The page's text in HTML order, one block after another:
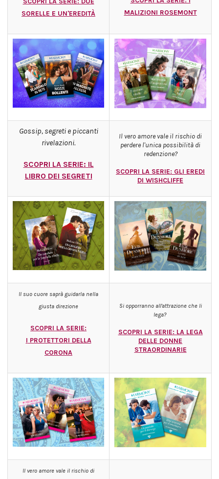
SORELLE E UN'EREDITÀ
MALIZIONI ROSEMONT
Gossip, segreti e piccanti
rivelazioni.
SCOPRI LA SERIE: IL
LIBRO DEI SEGRETI
Il vero amore vale il rischio di
perdere l'unica possibilità di
redenzione?
SCOPRI LA SERIE: GLI EREDI
DI WISHCLIFFE
Il suo cuore saprà guidarla nella
giusta direzione
SCOPRI LA SERIE:
I PROTETTORI DELLA
CORONA
Si opporranno all'attrazione che li
lega?
SCOPRI LA SERIE: LA LEGA
DELLE DONNE
STRAORDINARIE
Il vero amore vale il rischio di